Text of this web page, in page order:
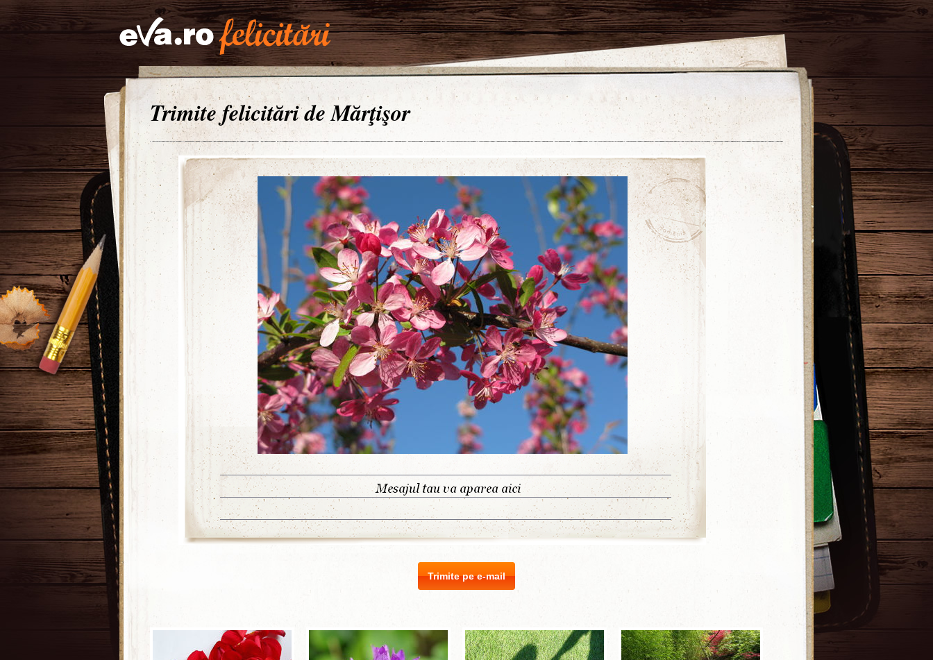
Trimite felicitări de Mărţişor
Trimite pe e-mail